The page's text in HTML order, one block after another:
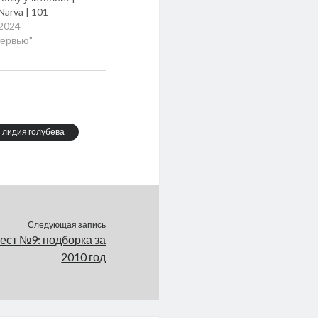
| 101
лидия голубева
Следующая запись
№9: подборка за
2010 год